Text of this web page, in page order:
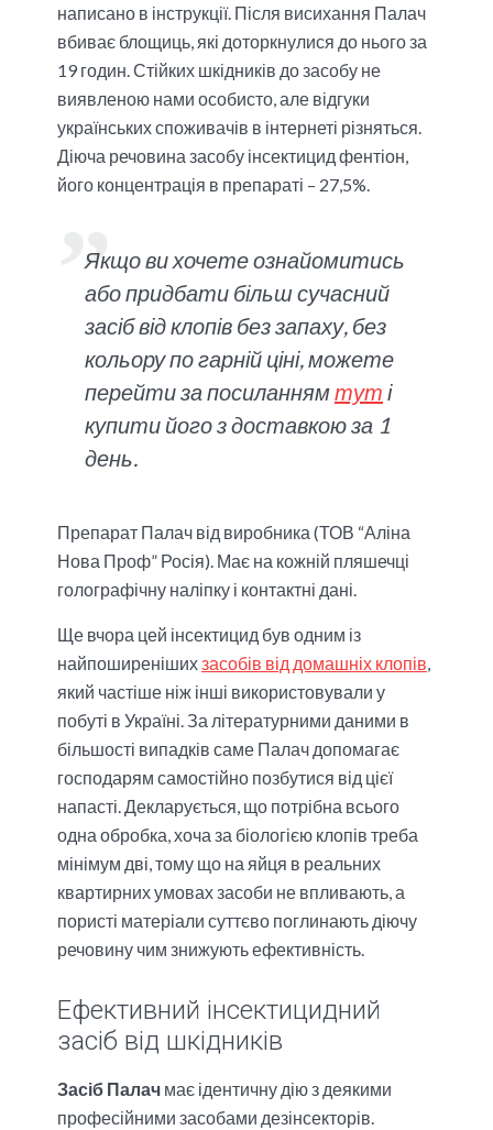
написано в інструкції. Після висихання Палач
вбиває блощиць, які доторкнулися до нього за
19 годин. Стійких шкідників до засобу не
виявленою нами особисто, але відгуки
українських споживачів в інтернеті різняться.
Діюча речовина засобу інсектицид фентіон,
його концентрація в препараті – 27,5%.
Якщо ви хочете ознайомитись
або придбати більш сучасний
засіб від клопів без запаху, без
кольору по гарній ціні, можете
перейти за посиланнямтут і
купити його з доставкою за 1
день.
Препарат Палач від виробника (ТОВ “Аліна
Нова Проф” Росія). Має на кожній пляшечці
голографічну наліпку і контактні дані.
Ще вчора цей інсектицид був одним із
найпоширенішихзасобів від домашніх клопів
який частіше ніж інші використовували у
побуті в Україні. За літературними даними в
більшості випадків саме Палач допомагає
господарям самостійно позбутися від цієї
напасті. Декларується, що потрібна всього
одна обробка, хоча за біологією клопів треба
мінімум дві, тому що на яйця в реальних
квартирних умовах засоби не впливають, а
пористі матеріали суттєво поглинають діючу
речовину чим знижують ефективність.
Ефективний інсектицидний
засіб від шкідників
Засіб Палач має ідентичну дію з деякими
професійними засобами дезінсекторів.